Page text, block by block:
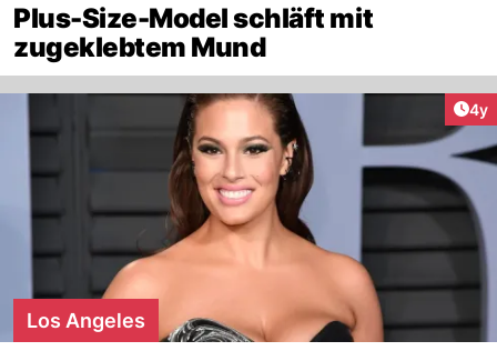
Plus-Size-Model schläft mit
zugeklebtem Mund
4y
Los Angeles